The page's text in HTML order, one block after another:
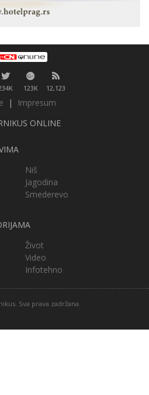
123K 12,123
|
Impresum
ONLINE
Niš
Jagodina
Smederevo
Život
Video
Infotehno
Sva prava zadržana.